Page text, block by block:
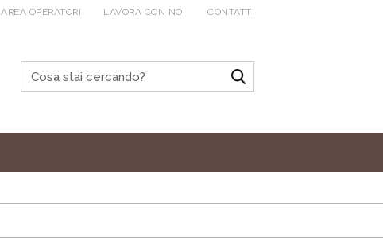
AREA OPERATORI LAVORA CON NOI CONTATTI